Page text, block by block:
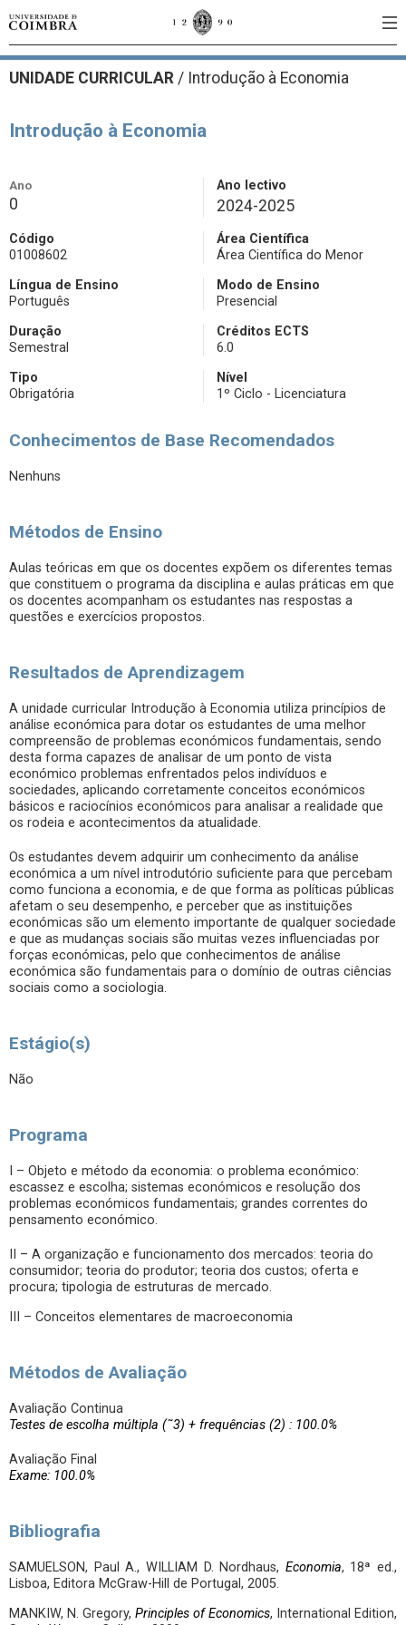
UNIDADE CURRICULAR / Introdução à Economia
Introdução à Economia
Ano
0
Ano lectivo
2024-2025
Código
01008602
Área Científica
Área Científica do Menor
Língua de Ensino
Português
Modo de Ensino
Presencial
Duração
Semestral
Créditos ECTS
6.0
Tipo
Obrigatória
Nível
1º Ciclo - Licenciatura
Conhecimentos de Base Recomendados
Nenhuns
Métodos de Ensino
Aulas teóricas em que os docentes expõem os diferentes temas
que constituem o programa da disciplina e aulas práticas em que
os docentes acompanham os estudantes nas respostas a
questões e exercícios propostos.
Resultados de Aprendizagem
A unidade curricular Introdução à Economia utiliza princípios de
análise económica para dotar os estudantes de uma melhor
compreensão de problemas económicos fundamentais, sendo
desta forma capazes de analisar de um ponto de vista
económico problemas enfrentados pelos indivíduos e
sociedades, aplicando corretamente conceitos económicos
básicos e raciocínios económicos para analisar a realidade que
os rodeia e acontecimentos da atualidade.
Os estudantes devem adquirir um conhecimento da análise
económica a um nível introdutório suficiente para que percebam
como funciona a economia, e de que forma as políticas públicas
afetam o seu desempenho, e perceber que as instituições
económicas são um elemento importante de qualquer sociedade
e que as mudanças sociais são muitas vezes influenciadas por
forças económicas, pelo que conhecimentos de análise
económica são fundamentais para o domínio de outras ciências
sociais como a sociologia.
Estágio(s)
Não
Programa
I – Objeto e método da economia: o problema económico:
escassez e escolha; sistemas económicos e resolução dos
problemas económicos fundamentais; grandes correntes do
pensamento económico.
II – A organização e funcionamento dos mercados: teoria do
consumidor; teoria do produtor; teoria dos custos; oferta e
procura; tipologia de estruturas de mercado.
III – Conceitos elementares de macroeconomia
Métodos de Avaliação
Avaliação Continua
Testes de escolha múltipla (˜3) + frequências (2) : 100.0%
Avaliação Final
Exame: 100.0%
Bibliografia
SAMUELSON, Paul A., WILLIAM D. Nordhaus, Economia, 18ª ed.,
Lisboa, Editora McGraw-Hill de Portugal, 2005.
MANKIW, N. Gregory, Principles of Economics, International Edition,